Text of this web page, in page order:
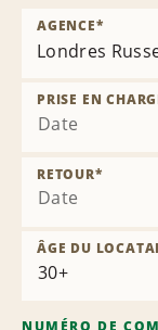
Londres
AGENCE*
Date
PRISE EN
Date
RETOUR*
ÂGE DU